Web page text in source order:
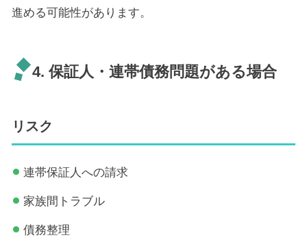
進める可能性があります。
4. 保証人・連帯債務問題がある場合
リスク
連帯保証人への請求
家族間トラブル
債務整理